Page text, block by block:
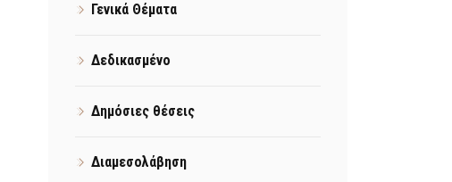
Γενικά Θέματα
Δεδικασμένο
Δημόσιες θέσεις
Διαμεσολάβηση